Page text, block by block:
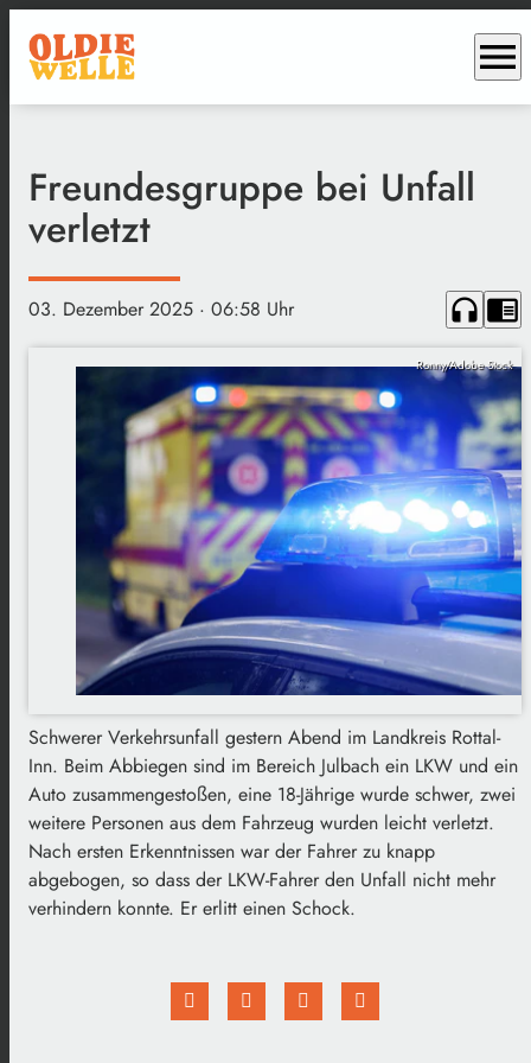
menu
Freundesgruppe bei Unfall
verletzt
03. Dezember 2025 · 06:58 Uhr headphones chrome_reader_mode
Ronny/Adobe Stock
Schwerer Verkehrsunfall gestern Abend im Landkreis Rottal-
Inn. Beim Abbiegen sind im Bereich Julbach ein LKW und ein
Auto zusammengestoßen, eine 18-Jährige wurde schwer, zwei
weitere Personen aus dem Fahrzeug wurden leicht verletzt.
Nach ersten Erkenntnissen war der Fahrer zu knapp
abgebogen, so dass der LKW-Fahrer den Unfall nicht mehr
verhindern konnte. Er erlitt einen Schock.